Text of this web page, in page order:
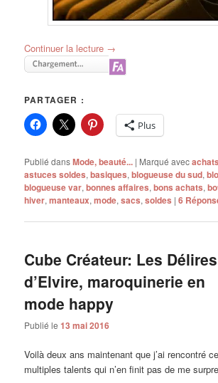
Continuer la lecture →
PARTAGER :
Plus
Publié dansMode, beauté... | Marqué avec
astuces soldes,basiques,blogueuse du sud,
blogueuse var,bonnes affaires,bons achats,
hiver,manteaux,mode,sacs,soldes |6
Cube Créateur: Les Délires
d’Elvire, maroquinerie en
mode happy
Publié le13 mai 2016
Voilà deux ans maintenant que j’ai rencontré
multiples talents qui n’en finit pas de me